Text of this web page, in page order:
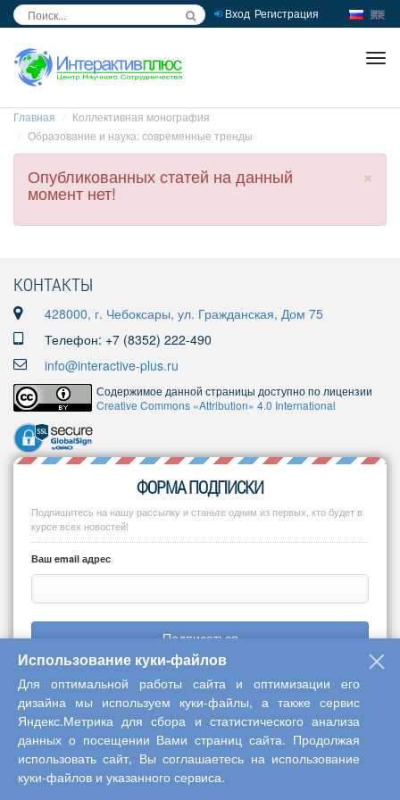
Вход Регистрация
Главная
Коллективная монография
Образование и наука: современные тренды
×
Опубликованных статей на данный
момент нет!
КОНТАКТЫ
428000, г. Чебоксары, ул. Гражданская, Дом 75
Телефон: +7 (8352) 222-490
info@interactive-plus.ru
Содержимое данной страницы доступно по лицензии
Creative Commons «Attribution» 4.0 International
ФОРМА ПОДПИСКИ
Подпишитесь на нашу рассылку и станьте одним из первых, кто будет в
курсе всех новостей!
Ваш email адрес
Подписаться
Copyright © 2013-2026 Центр научного сотрудничества «Интерактив
плюс»
Использование куки-файлов
Для оптимальной работы сайта и оптимизации его
дизайна мы используем куки-файлы, а также сервис
Яндекс.Метрика для сбора и статистического анализа
данных о посещении Вами страниц сайта. Продолжая
использовать сайт, Вы соглашаетесь на использование
куки-файлов и указанного сервиса.